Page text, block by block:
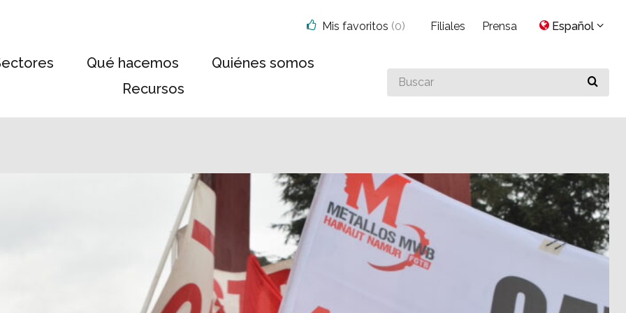
Qué hacemos
Quiénes somos
Recursos
Buscar
algo
Mis favoritos (0) Filiales Prensa Español